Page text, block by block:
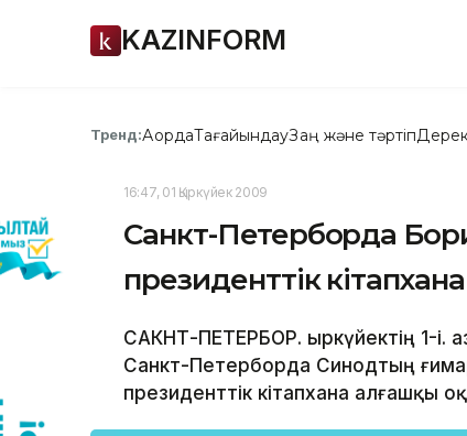
KAZINFORM
Тренд:АқордаТағайындауЗаң және тәртіп
16:47, 01 Қыркүйек 2009
Санкт-Петерборда
президенттік
САКНТ-ПЕТЕРБОР. Қыркүйектің 1-і.
Санкт-Петерборда Синодтың
президенттік кітапхана алғашқы